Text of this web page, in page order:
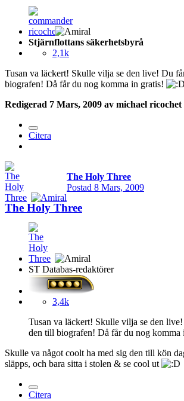
Stjärnflottans säkerhetsbyrå
2,1k
Tusan va läckert! Skulle vilja se den live! Du
biografen! Då får du nog komma in gratis!
Redigerad 7 Mars, 2009 av michael ricochet
Citera
The Holy Three
Postad 8 Mars, 2009
The Holy Three
ST Databas-redaktörer
3,4k
Tusan va läckert! Skulle vilja se den
den till biografen! Då får du nog komma
Skulle va något coolt ha med sig den till kön
släpps, och bara sitta i stolen & se cool ut
Citera